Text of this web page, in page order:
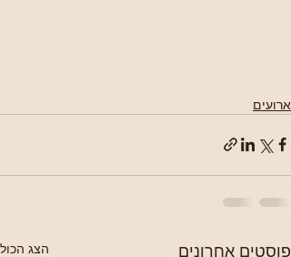
ארועים
פוסטים אחרונים הצג הכול